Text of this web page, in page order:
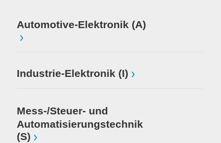
Automotive-Elektronik (A)
Industrie-Elektronik (I)
Mess-/Steuer- und
Automatisierungstechnik
(S)